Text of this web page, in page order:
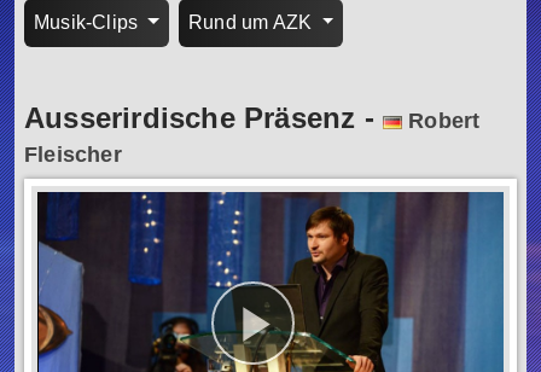
Musik-Clips Rund um AZK
Ausserirdische Präsenz -
Robert
Fleischer